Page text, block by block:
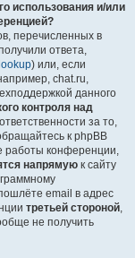
использования и/или
перечисленных в
ответа,
) или, если
chat.ru,
данного
контроля над
за то,
к phpBB
работы конференции,
напрямую к сайту
email в адрес
третьей стороной,
не получить